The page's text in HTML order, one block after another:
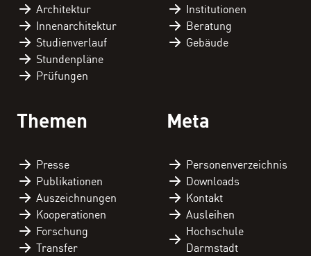
Architektur
Innenarchitektur
Studienverlauf
Stundenpläne
Prüfungen
Institutionen
Beratung
Gebäude
Themen
Presse
Publikationen
Auszeichnungen
Kooperationen
Forschung
Transfer
Meta
Personen­verzeichnis
Downloads
Kontakt
Ausleihen
Hochschule
Darmstadt